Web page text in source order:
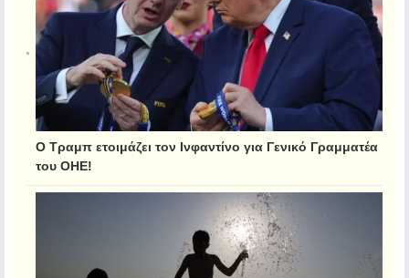
Ο Τραμπ ετοιμάζει τον Ινφαντίνο για Γενικό Γραμματέα
του ΟΗΕ!